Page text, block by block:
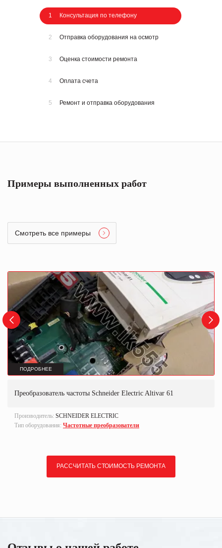
1 Консультация по телефону
2 Отправка оборудования на осмотр
3 Оценка стоимости ремонта
4 Оплата счета
5 Ремонт и отправка оборудования
Примеры выполненных работ
Смотреть все примеры
ПОДРОБНЕЕ
Преобразователь частоты Schneider Electric Altivar 61
Производитель: SCHNEIDER ELECTRIC
Тип оборудования: Частотные преобразователи
РАССЧИТАТЬ СТОИМОСТЬ РЕМОНТА